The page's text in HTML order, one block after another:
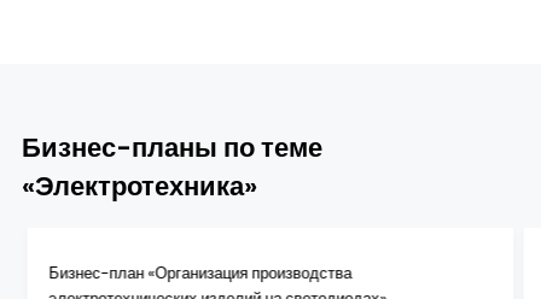
Бизнес-планы по теме
«Электротехника»
Бизнес-план «Организация производства